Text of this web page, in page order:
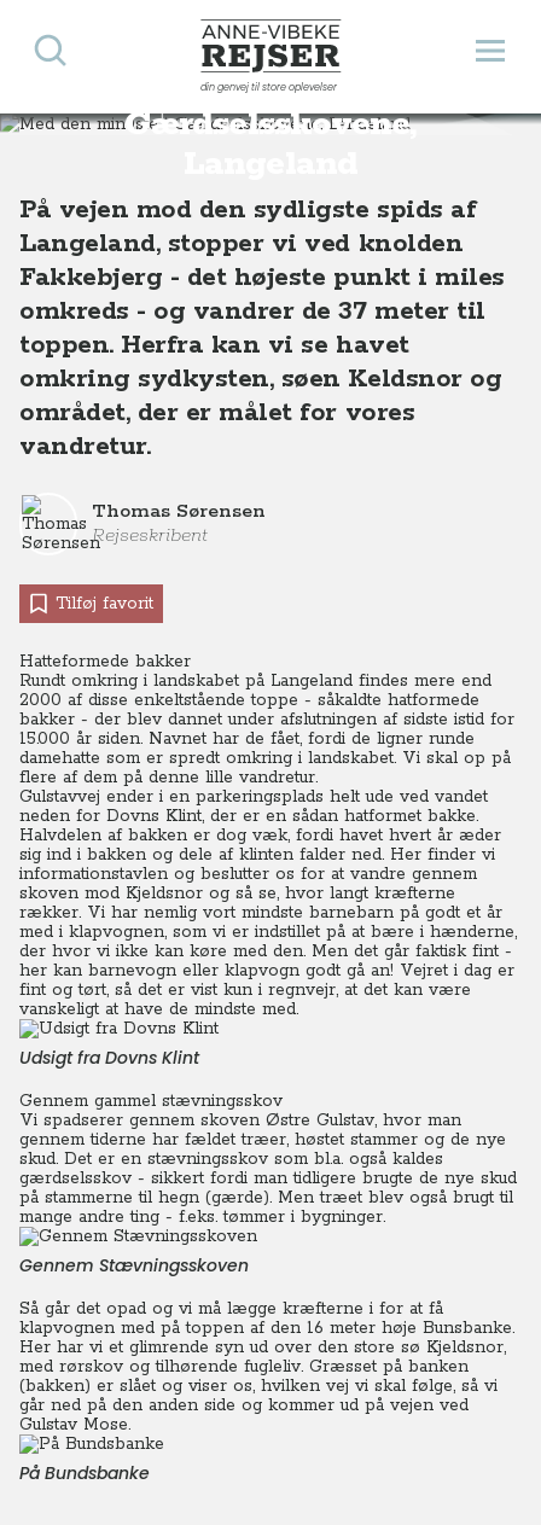
Anne-Vibeke Rejser
din genvej til store oplevelser
Åbn
Søg
Med den mindste i
Gærdselsskovene,
Destinationer Europa Danmark Med den mindste i Gærdselsskovene, Langeland
På vejen mod den sydligste spids af
Langeland, stopper vi ved knolden
Fakkebjerg - det højeste punkt i miles
omkreds - og vandrer de 37 meter til
toppen. Herfra kan vi se havet
omkring sydkysten, søen Keldsnor og
området, der er målet for vores
vandretur.
Thomas Sørensen
Rejseskribent
Tilføj favorit
Hatteformede bakker
Rundt omkring i landskabet på Langeland findes mere end
2000 af disse enkeltstående toppe - såkaldte hatformede
bakker - der blev dannet under afslutningen af sidste istid for
15.000 år siden. Navnet har de fået, fordi de ligner runde
damehatte som er spredt omkring i landskabet. Vi skal op på
flere af dem på denne lille vandretur.
Gulstavvej ender i en parkeringsplads helt ude ved vandet
neden for Dovns Klint, der er en sådan hatformet bakke.
Halvdelen af bakken er dog væk, fordi havet hvert år æder
sig ind i bakken og dele af klinten falder ned. Her finder vi
informationstavlen og beslutter os for at vandre gennem
skoven mod Kjeldsnor og så se, hvor langt kræfterne
rækker. Vi har nemlig vort mindste barnebarn på godt et år
med i klapvognen, som vi er indstillet på at bære i hænderne,
der hvor vi ikke kan køre med den. Men det går faktisk fint -
her kan barnevogn eller klapvogn godt gå an! Vejret i dag er
fint og tørt, så det er vist kun i regnvejr, at det kan være
vanskeligt at have de mindste med.
Udsigt fra Dovns Klint
Gennem gammel stævningsskov
Vi spadserer gennem skoven Østre Gulstav, hvor man
gennem tiderne har fældet træer, høstet stammer og de nye
skud. Det er en stævningsskov som bl.a. også kaldes
gærdselsskov - sikkert fordi man tidligere brugte de nye skud
på stammerne til hegn (gærde). Men træet blev også brugt til
mange andre ting - f.eks. tømmer i bygninger.
Gennem Stævningsskoven
Så går det opad og vi må lægge kræfterne i for at få
klapvognen med på toppen af den 16 meter høje Bunsbanke.
Her har vi et glimrende syn ud over den store sø Kjeldsnor,
med rørskov og tilhørende fugleliv. Græsset på banken
(bakken) er slået og viser os, hvilken vej vi skal følge, så vi
går ned på den anden side og kommer ud på vejen ved
Gulstav Mose.
På Bundsbanke